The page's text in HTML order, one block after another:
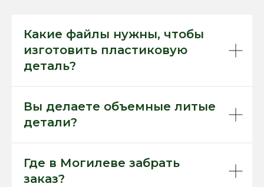
Какие файлы нужны, чтобы
изготовить пластиковую
деталь?
Вы делаете объемные литые
детали?
Где в Могилеве забрать
заказ?